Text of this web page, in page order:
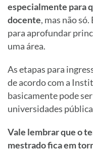
especialmente para
docente, mas não
para aprofundar
uma área.
As etapas para
de acordo com a
basicamente pode
universidades
Vale lembrar que o
mestrado fica em